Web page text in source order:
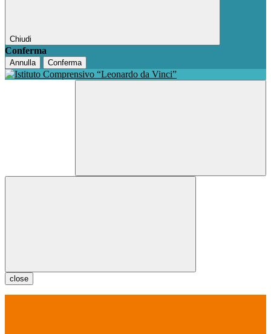
Chiudi
Conferma
Annulla Conferma
close